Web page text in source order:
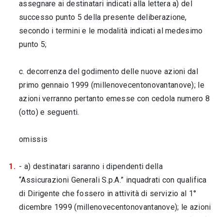
assegnare ai destinatari indicati alla lettera a) del
successo punto 5 della presente deliberazione,
secondo i termini e le modalità indicati al medesimo
punto 5;
c. decorrenza del godimento delle nuove azioni dal
primo gennaio 1999 (millenovecentonovantanove); le
azioni verranno pertanto emesse con cedola numero 8
(otto) e seguenti.
omissis
- a) destinatari saranno i dipendenti della
“Assicurazioni Generali S.p.A.” inquadrati con qualifica
di Dirigente che fossero in attività di servizio al 1°
dicembre 1999 (millenovecentonovantanove); le azioni